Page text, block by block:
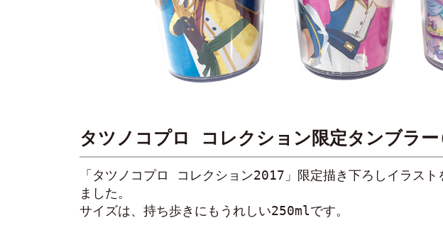
タツノコプロ コレクション限定タンブラ
「タツノコプロ コレクション2017」限定描き下ろしイラス
ました。
サイズは、持ち歩きにもうれしい250mlです。